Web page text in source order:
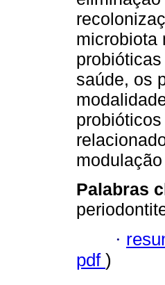
microbiota
saúde, os
Palabras
·
pdf )